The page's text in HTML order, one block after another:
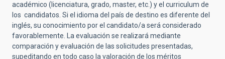
académico (licenciatura, grado, master, etc.) y el curriculum de
los candidatos. Si el idioma del país de destino es diferente del
inglés, su conocimiento por el candidato/a será considerado
favorablemente. La evaluación se realizará mediante
comparación y evaluación de las solicitudes presentadas,
supeditando en todo caso la valoración de los méritos